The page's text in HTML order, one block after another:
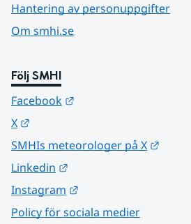
Hantering av personuppgifter
Om smhi.se
Följ SMHI
Facebook
X
SMHIs meteorologer på X
Linkedin
Instagram
Policy för sociala medier